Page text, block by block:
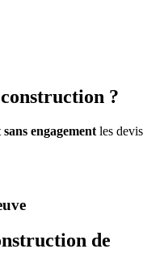
?
sans engagement les devis
de